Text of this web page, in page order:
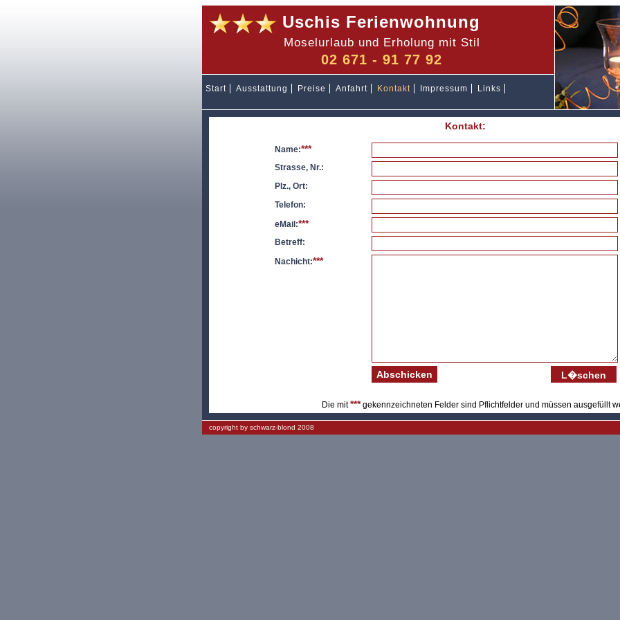
Uschis Ferienwohnung
Moselurlaub und Erholung mit Stil
02 671 - 91 77 92
Start Ausstattung Preise Anfahrt Kontakt Impressum Links
Kontakt:
Name:***
Strasse, Nr.:
Plz., Ort:
Telefon:
eMail:***
Betreff:
Nachicht:***
Die mit***gekennzeichneten Felder sind Pflichtfelder und müssen ausgefüllt
copyright by schwarz-blond 2008